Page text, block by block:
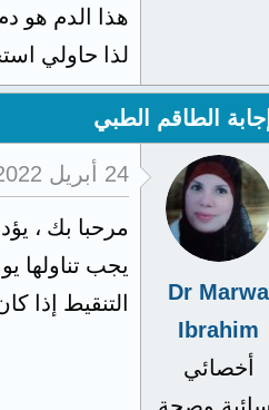
هذا الدم هو
لذا حاولي
إجابة الطاقم الطبي
Dr Marwa
Ibrahim
أخصائي
24 أبريل 2022
مرحبا بك ،
يجب تناولها
التنقيط إذا